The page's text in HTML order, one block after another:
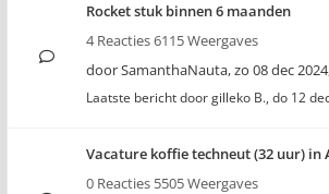
Rocket stuk binnen 6 maanden
4 Reacties 6115 Weergaves
doorSamanthaNauta,zo 08 dec
Laatste bericht doorgilleko B., do 12
Vacature koffie techneut (32 uur) in
0 Reacties 5505 Weergaves